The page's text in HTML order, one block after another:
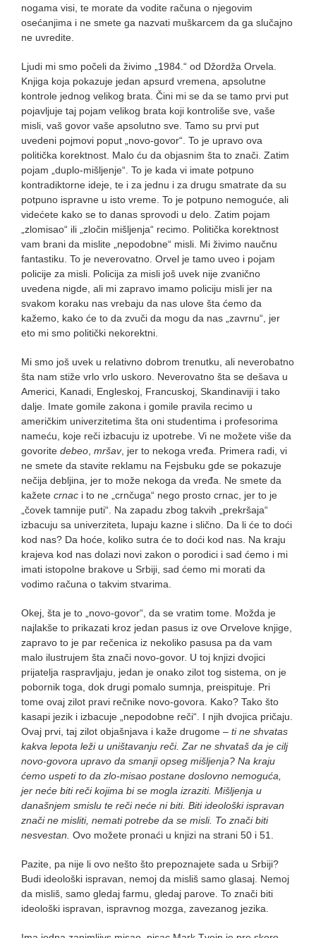
nogama visi, te morate da vodite računa o njegovim
osećanjima i ne smete ga nazvati muškarcem da ga slučajno
ne uvredite.
Ljudi mi smo počeli da živimo „1984.“ od Džordža Orvela.
Knjiga koja pokazuje jedan apsurd vremena, apsolutne
kontrole jednog velikog brata. Čini mi se da se tamo prvi put
pojavljuje taj pojam velikog brata koji kontroliše sve, vaše
misli, vaš govor vaše apsolutno sve. Tamo su prvi put
uvedeni pojmovi poput „novo-govor“. To je upravo ova
politička korektnost. Malo ću da objasnim šta to znači. Zatim
pojam „duplo-mišljenje“. To je kada vi imate potpuno
kontradiktorne ideje, te i za jednu i za drugu smatrate da su
potpuno ispravne u isto vreme. To je potpuno nemoguće, ali
videćete kako se to danas sprovodi u delo. Zatim pojam
„zlomisao“ ili „zločin mišljenja“ recimo. Politička korektnost
vam brani da mislite „nepodobne“ misli. Mi živimo naučnu
fantastiku. To je neverovatno. Orvel je tamo uveo i pojam
policije za misli. Policija za misli još uvek nije zvanično
uvedena nigde, ali mi zapravo imamo policiju misli jer na
svakom koraku nas vrebaju da nas ulove šta ćemo da
kažemo, kako će to da zvuči da mogu da nas „zavrnu“, jer
eto mi smo politički nekorektni.
Mi smo još uvek u relativno dobrom trenutku, ali neverobatno
šta nam stiže vrlo vrlo uskoro. Neverovatno šta se dešava u
Americi, Kanadi, Engleskoj, Francuskoj, Skandinaviji i tako
dalje. Imate gomile zakona i gomile pravila recimo u
američkim univerzitetima šta oni studentima i profesorima
nameću, koje reči izbacuju iz upotrebe. Vi ne možete više da
govorite debeo, mršav, jer to nekoga vređa. Primera radi, vi
ne smete da stavite reklamu na Fejsbuku gde se pokazuje
nečija debljina, jer to može nekoga da vređa. Ne smete da
kažete crnac i to ne „crnčuga“ nego prosto crnac, jer to je
„čovek tamnije puti“. Na zapadu zbog takvih „prekršaja“
izbacuju sa univerziteta, lupaju kazne i slično. Da li će to doći
kod nas? Da hoće, koliko sutra će to doći kod nas. Na kraju
krajeva kod nas dolazi novi zakon o porodici i sad ćemo i mi
imati istopolne brakove u Srbiji, sad ćemo mi morati da
vodimo računa o takvim stvarima.
Okej, šta je to „novo-govor“, da se vratim tome. Možda je
najlakše to prikazati kroz jedan pasus iz ove Orvelove knjige,
zapravo to je par rečenica iz nekoliko pasusa pa da vam
malo ilustrujem šta znači novo-govor. U toj knjizi dvojici
prijatelja raspravljaju, jedan je onako zilot tog sistema, on je
pobornik toga, dok drugi pomalo sumnja, preispituje. Pri
tome ovaj zilot pravi rečnike novo-govora. Kako? Tako što
kasapi jezik i izbacuje „nepodobne reči“. I njih dvojica pričaju.
Ovaj prvi, taj zilot objašnjava i kaže drugome – ti ne shvatas
kakva lepota leži u uništavanju reči. Zar ne shvataš da je cilj
novo-govora upravo da smanji opseg mišljenja? Na kraju
ćemo uspeti to da zlo-misao postane doslovno nemoguća,
jer neće biti reči kojima bi se mogla izraziti. Mišljenja u
današnjem smislu te reči neće ni biti. Biti ideološki ispravan
znači ne misliti, nemati potrebe da se misli. To znači biti
nesvestan. Ovo možete pronaći u knjizi na strani 50 i 51.
Pazite, pa nije li ovo nešto što prepoznajete sada u Srbiji?
Budi ideološki ispravan, nemoj da misliš samo glasaj. Nemoj
da misliš, samo gledaj farmu, gledaj parove. To znači biti
ideološki ispravan, ispravnog mozga, zavezanog jezika.